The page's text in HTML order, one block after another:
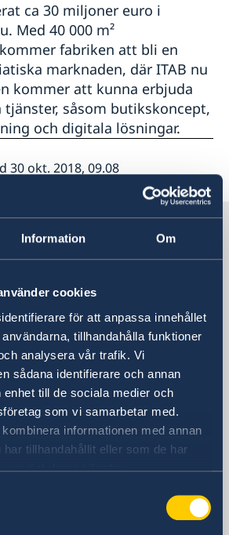
Information Om
cookies
för att anpassa innehållet
tillhandahålla funktioner
analysera vår trafik. Vi
sådana identifierare och annan
enhet till de sociala medier och
som vi samarbetar med.
informationen med annan
tillhandahållit eller som de har
använt deras tjänster.
ca 30 miljoner euro i
Med 40 000 m²
fabriken att bli en
marknaden, där ITAB nu
kommer att kunna erbjuda
tjänster, såsom butikskoncept,
och digitala lösningar.
30 okt. 2018, 09.08
Plaza, våning 15
Road (Middle)
Huangpi Road (utgång 1)
i Shanghai
Central Plaza
Road (Middle)